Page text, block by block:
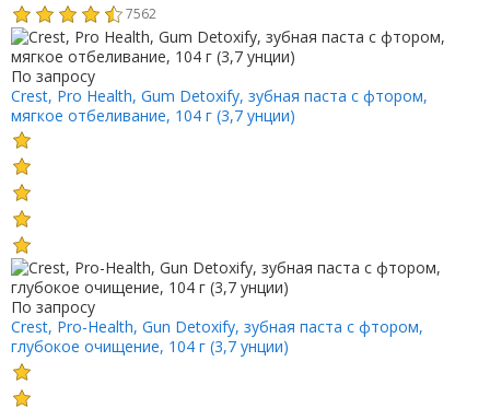
7562
По запросу
Crest, Pro Health, Gum Detoxify, зубная паста с фтором,
мягкое отбеливание, 104 г (3,7 унции)
По запросу
Crest, Pro-Health, Gun Detoxify, зубная паста с фтором,
глубокое очищение, 104 г (3,7 унции)